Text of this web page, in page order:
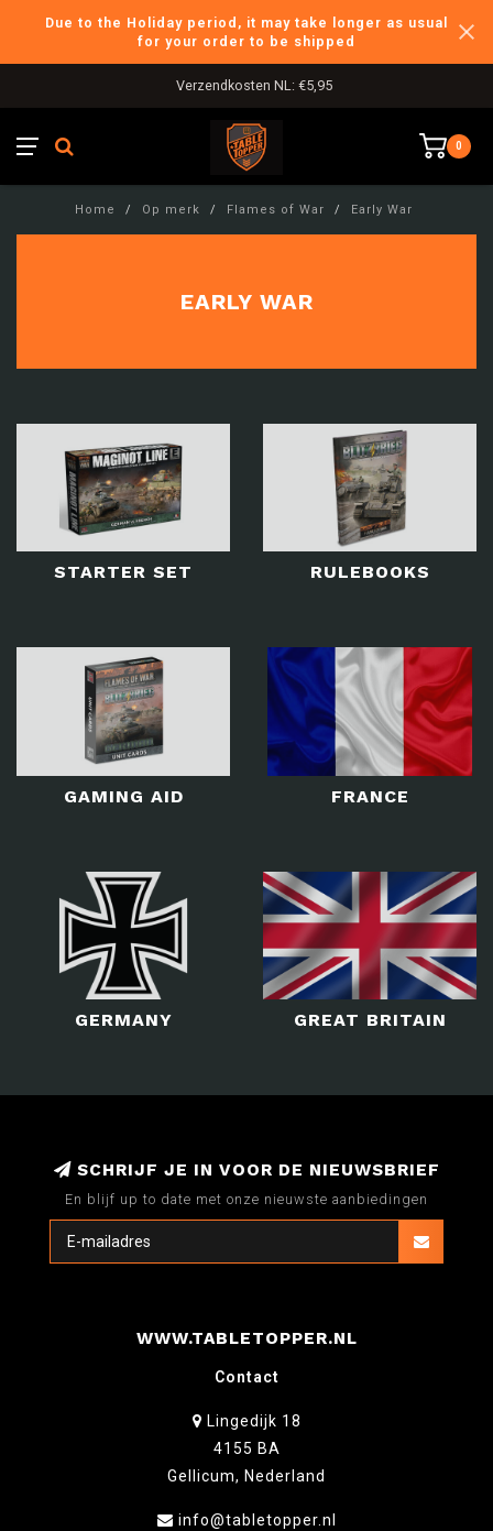
Due to the Holiday period, it may take longer as usual
for your order to be shipped
Verzendkosten NL: €5,95
0
Home / Op merk / Flames of War / Early War
EARLY WAR
STARTER SET RULEBOOKS
GAMING AID FRANCE
GERMANY GREAT BRITAIN
SCHRIJF JE IN VOOR DE NIEUWSBRIEF
En blijf up to date met onze nieuwste aanbiedingen
WWW.TABLETOPPER.NL
Contact
Lingedijk 18
4155 BA
Gellicum, Nederland
info@tabletopper.nl